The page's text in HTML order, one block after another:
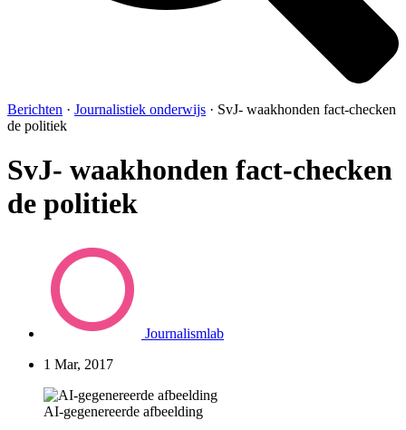
Berichten · Journalistiek onderwijs · SvJ- waakhonden fact-checken
de politiek
SvJ- waakhonden fact-checken
de politiek
Journalismlab
1 Mar, 2017
AI-gegenereerde afbeelding